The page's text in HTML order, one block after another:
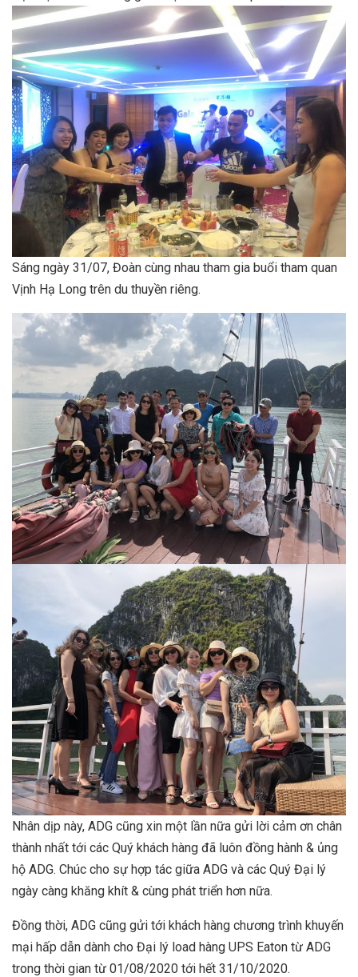
Sáng ngày 31/07, Đoàn cùng nhau tham gia buổi tham quan
Vịnh Hạ Long trên du thuyền riêng.
Nhân dịp này, ADG cũng xin một lần nữa gửi lời cảm ơn chân
thành nhất tới các Quý khách hàng đã luôn đồng hành & ủng
hộ ADG. Chúc cho sự hợp tác giữa ADG và các Quý Đại lý
ngày càng khăng khít & cùng phát triển hơn nữa.
Đồng thời, ADG cũng gửi tới khách hàng chương trình khuyến
mại hấp dẫn dành cho Đại lý load hàng UPS Eaton từ ADG
trong thời gian từ 01/08/2020 tới hết 31/10/2020.